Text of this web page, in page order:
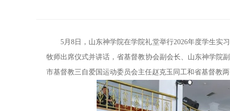
5月8日，山东神学院在学院礼堂举行2026年度学生实
牧师出席仪式并讲话，省基督教协会副会长、山东神学院
市基督教三自爱国运动委员会主任赵克玉同工和省基督教